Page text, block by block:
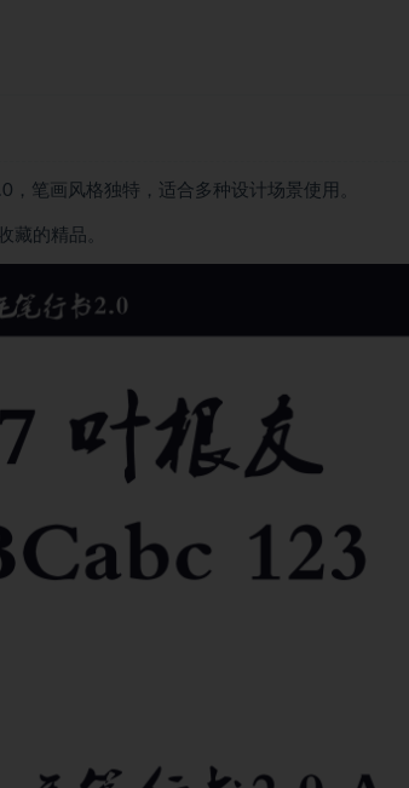
笔画风格独特，适合多种设计场景使用。
藏的精品。